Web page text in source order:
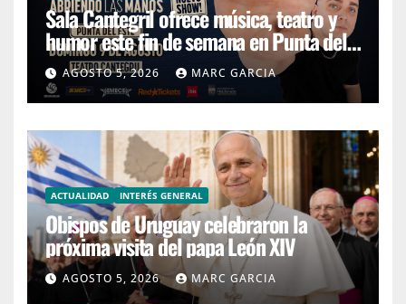
Sala Cantegril ofrece música, teatro y
humor este fin de semana en Punta del
EsteAGOSTO 5, 2026 MARC GARCIA
ACTUALIDAD INTERÉS GENERAL
Obispos de Uruguay celebraron la
próxima visita del papa León XIV
AGOSTO 5, 2026 MARC GARCIA